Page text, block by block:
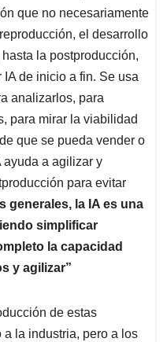
que no necesariamente
el desarrollo
la postproducción,
IA de inicio a fin. Se usa
analizarlos, para
para mirar la viabilidad
que se pueda vender o
ayuda a agilizar y
para evitar
generales, la IA es una
simplificar
la capacidad
y agilizar”
de estas
la industria, pero a los